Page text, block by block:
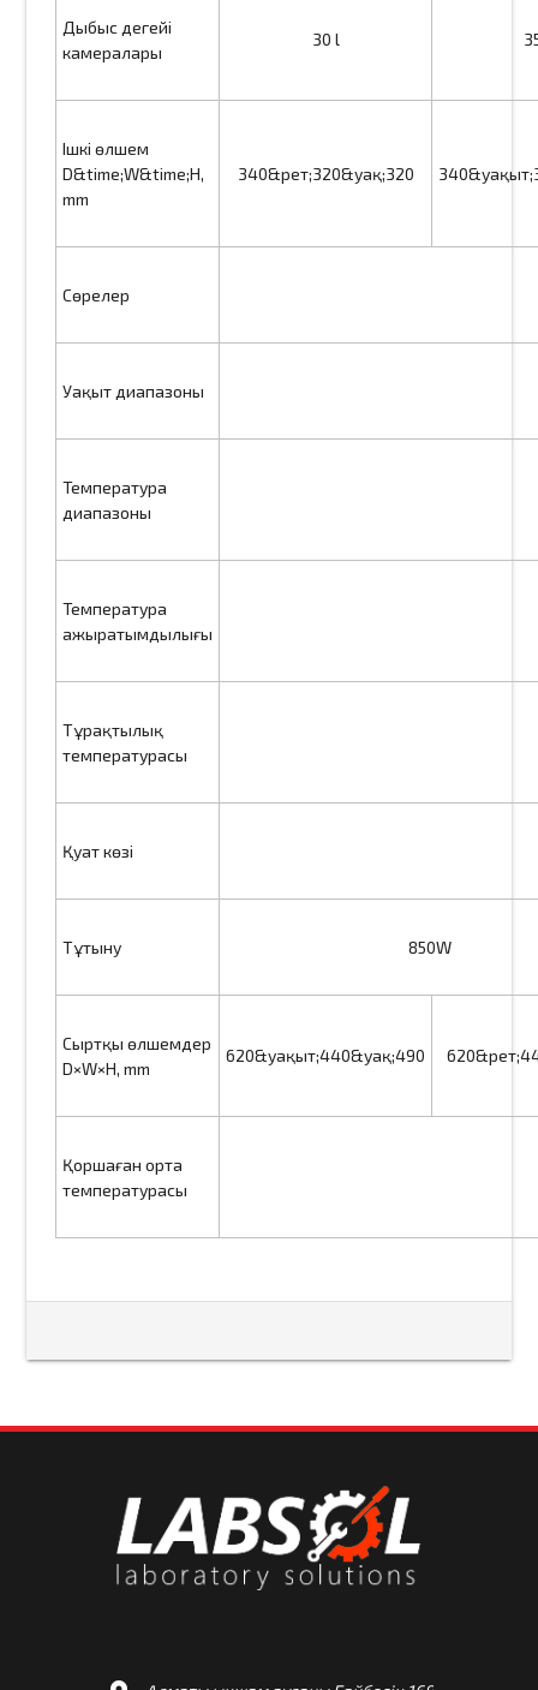
Дыбыс деңгейі
камералары
30 l
Ішкі өлшем
D&time;W&time;H,
mm
340&рет;320&уақ;320
Сөрелер
Уақыт диапазоны
Температура
диапазоны
Температура
ажыратымдылығы
Тұрақтылық
температурасы
Қуат көзі
Тұтыну 850W
Сыртқы өлшемдер
D×W×H, mm
620&уақыт;440&уақ;490
Қоршаған орта
температурасы